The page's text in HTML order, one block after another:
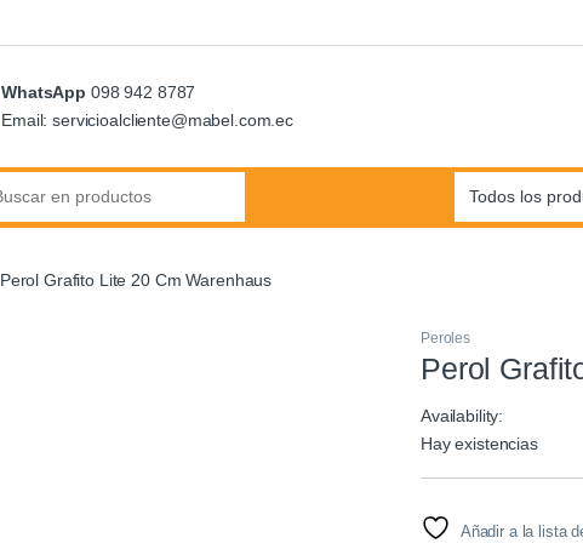
WhatsApp 098 942 8787
Email: servicioalcliente@mabel.com.ec
Perol Grafito Lite 20 Cm Warenhaus
Peroles
Perol
Availability:
Hay existencias
Añadir a la lista